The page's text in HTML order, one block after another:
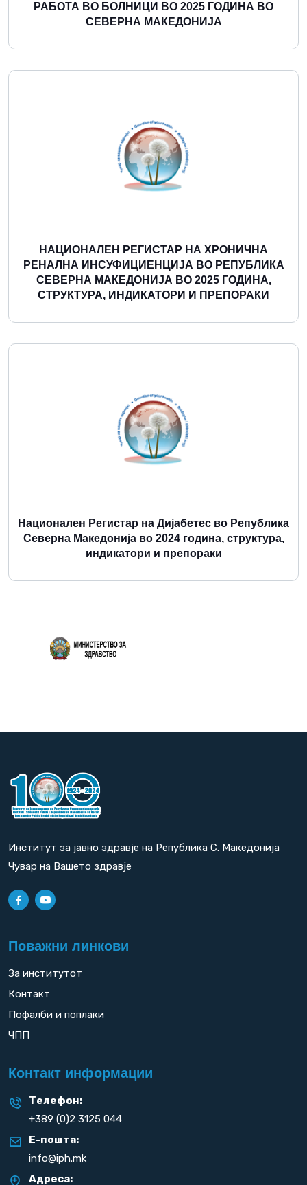
РАБОТА ВО БОЛНИЦИ ВО 2025 ГОДИНА ВО
СЕВЕРНА МАКЕДОНИЈА
Повеќе
НАЦИОНАЛЕН РЕГИСТАР НА ХРОНИЧНА
РЕНАЛНА ИНСУФИЦИЕНЦИЈА ВО РЕПУБЛИКА
СЕВЕРНА МАКЕДОНИЈА ВО 2025 ГОДИНА,
СТРУКТУРА, ИНДИКАТОРИ И ПРЕПОРАКИ
Повеќе
Национален Регистар на Дијабетес во Република
Северна Македонија во 2024 година, структура,
индикатори и препораки
Институт за јавно здравје на Република С. Македонија
Чувар на Вашето здравје
Поважни линкови
За институтот
Контакт
Пофалби и поплаки
ЧПП
Контакт информации
Телефон:
+389 (0)2 3125 044
Е-пошта:
info@iph.mk
Адреса: